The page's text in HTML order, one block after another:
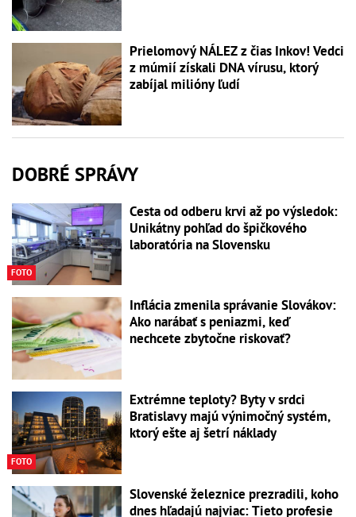
Prielomový NÁLEZ z čias Inkov! Vedci
z múmií získali DNA vírusu, ktorý
zabíjal milióny ľudí
DOBRÉ SPRÁVY
FOTO
Cesta od odberu krvi až po výsledok:
Unikátny pohľad do špičkového
laboratória na Slovensku
Inflácia zmenila správanie Slovákov:
Ako narábať s peniazmi, keď
nechcete zbytočne riskovať?
FOTO
Extrémne teploty? Byty v srdci
Bratislavy majú výnimočný systém,
ktorý ešte aj šetrí náklady
Slovenské železnice prezradili, koho
dnes hľadajú najviac: Tieto profesie